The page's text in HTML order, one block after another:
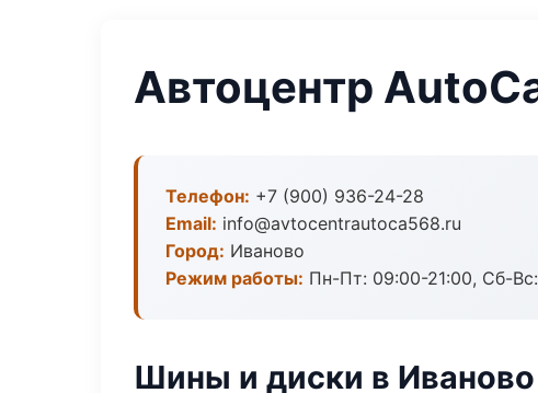
Автоцентр
Телефон: +7 (900) 936-24-28
Email: info@avtocentrautoca568.ru
Город: Иваново
Режим работы: Пн-Пт: 09:00-21:00, Сб-
Шины и диски в Иваново